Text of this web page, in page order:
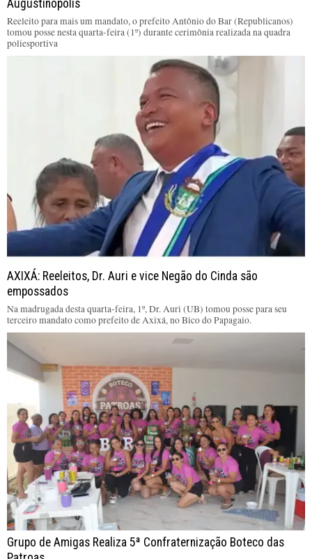
Augustinópolis
Reeleito para mais um mandato, o prefeito Antônio do Bar (Republicanos)
tomou posse nesta quarta-feira (1º) durante cerimônia realizada na quadra
poliesportiva
AXIXÁ: Reeleitos, Dr. Auri e vice Negão do Cinda são
empossados
Na madrugada desta quarta-feira, 1º, Dr. Auri (UB) tomou posse para seu
terceiro mandato como prefeito de Axixá, no Bico do Papagaio.
Grupo de Amigas Realiza 5ª Confraternização Boteco das